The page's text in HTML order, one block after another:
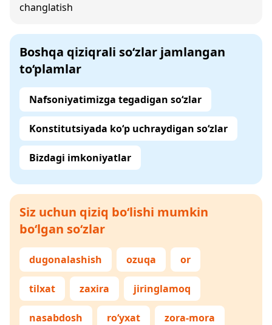
changlatish
Boshqa qiziqrali so‘zlar jamlangan
to‘plamlar
Nafsoniyatimizga tegadigan so‘zlar
Konstitutsiyada ko‘p uchraydigan so‘zlar
Bizdagi imkoniyatlar
Siz uchun qiziq bo‘lishi mumkin
bo‘lgan so‘zlar
dugonalashish ozuqa or
tilxat zaxira jiringlamoq
nasabdosh ro‘yxat zora-mora